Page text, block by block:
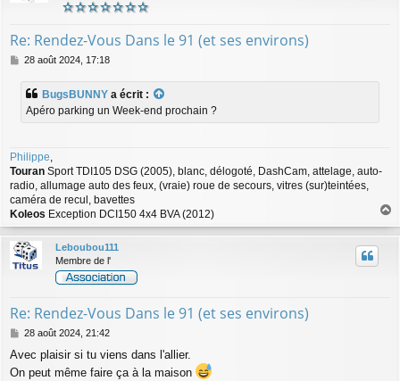
Re: Rendez-Vous Dans le 91 (et ses environs)
M
s
g
28 août 2024, 17:18
BugsBUNNY a écrit :
Apéro parking un Week-end prochain ?
Philippe,
Touran Sport TDI105 DSG (2005), blanc, délogoté, DashCam, attelage, auto-
radio, allumage auto des feux, (vraie) roue de secours, vitres (sur)teintées,
caméra de recul, bavettes
Koleos Exception DCI150 4x4 BVA (2012)
a
u
Leboubou111
Membre de l'
Re: Rendez-Vous Dans le 91 (et ses environs)
M
s
s
28 août 2024, 21:42
Avec plaisir si tu viens dans l'allier.
On peut même faire ça à la maison